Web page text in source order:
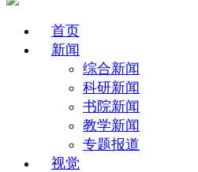
首页
新闻
综合新闻
科研新闻
书院新闻
教学新闻
专题报道
视觉